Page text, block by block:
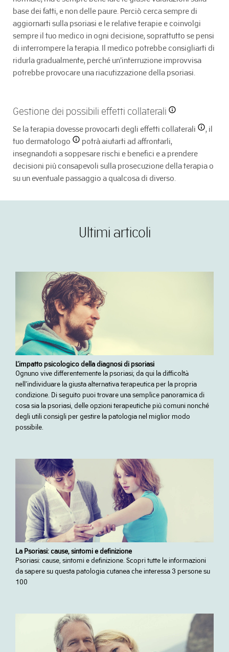
base dei fatti, e non delle paure. Perciò cerca sempre di
aggiornarti sulla psoriasi e le relative terapie e coinvolgi
sempre il tuo medico in ogni decisione, soprattutto se pensi
di interrompere la terapia. Il medico potrebbe consigliarti di
ridurla gradualmente, perché un’interruzione improvvisa
potrebbe provocare una riacutizzazione della psoriasi.
Gestione dei possibili effetti collaterali
Se la terapia dovesse provocarti degli effetti collaterali
, il
tuo dermatologo
potrà aiutarti ad affrontarli,
insegnandoti a soppesare rischi e benefici e a prendere
decisioni più consapevoli sulla prosecuzione della terapia o
su un eventuale passaggio a qualcosa di diverso.
Ultimi articoli
L’impatto psicologico della diagnosi di psoriasi
Ognuno vive differentemente la psoriasi; da qui la difficoltà
nell’individuare la giusta alternativa terapeutica per la propria
condizione. Di seguito puoi trovare una semplice panoramica di
cosa sia la psoriasi, delle opzioni terapeutiche più comuni nonché
degli utili consigli per gestire la patologia nel miglior modo
possibile.
La Psoriasi: cause, sintomi e definizione
Psoriasi: cause, sintomi e definizione. Scopri tutte le informazioni
da sapere su questa patologia cutanea che interessa 3 persone su
100